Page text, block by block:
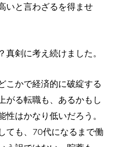
いと言わざるを得ませ
剣に考え続けました。
こかで経済的に破綻する
がる転職も、あるかもし
はかなり低いだろう。
ても、70代になるまで働